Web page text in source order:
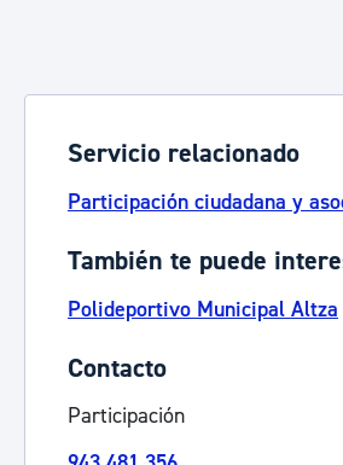
Servicio relacionado
Participación ciudadana y
También te puede
Polideportivo Municipal Altza
Contacto
Participación